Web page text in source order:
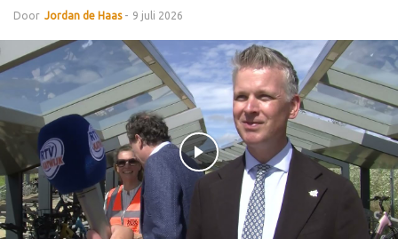
Door Jordan de Haas - 9 juli 2026